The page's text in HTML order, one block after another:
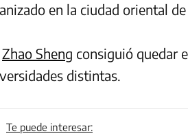
en la ciudad oriental
Zhao Sheng consiguió quedar
distintas.
Te puede interesar: